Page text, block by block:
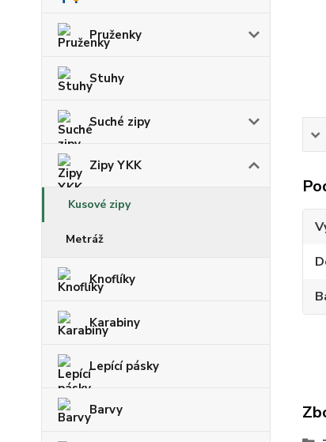
Pruženky
Stuhy
Suché zipy
Zipy YKK
Kusové zipy
Metráž
Knoflíky
Karabiny
Lepící pásky
Barvy